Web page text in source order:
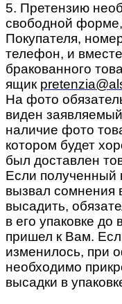
5. Претензию
свободной
Покупателя,
телефон, и
бракованного
ящик
На фото
виден
наличие фото
котором будет
был доставлен
Если полученный
вызвал сомнения
высадить,
в его упаковке до
пришел к Вам.
изменилось, при
необходимо
высадки в